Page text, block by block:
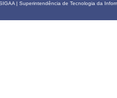
| Superintendência de Tecnologia da